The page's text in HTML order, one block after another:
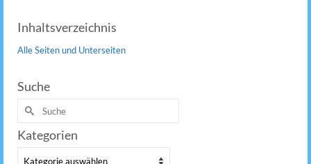
Inhaltsverzeichnis
Alle Seiten und Unterseiten
Suche
Suche
nach:
Kategorien
Kategorien